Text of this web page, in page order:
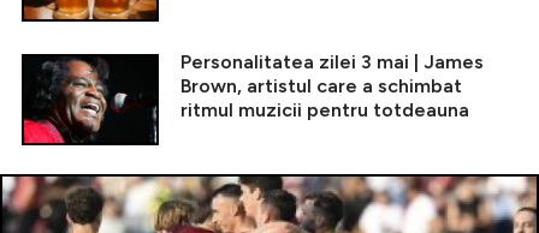
Personalitatea zilei 3 mai | James
Brown, artistul care a schimbat
ritmul muzicii pentru totdeauna